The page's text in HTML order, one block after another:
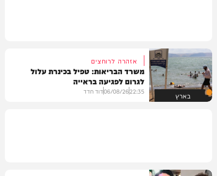
בארץ
אזהרה לרוחצים
משרד הבריאות: טפיל בכינרת עלול
לגרום לפגיעה בראייה
22:35
06/08/26דוד חדד